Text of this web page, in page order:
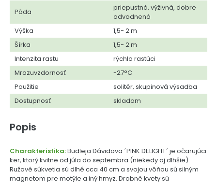
Pôda
priepustná, výživná, dobre
odvodnená
Výška
1,5- 2 m
Šírka
1,5- 2 m
Intenzita rastu
rýchlo rastúci
Mrazuvzdornosť
-27°C
Použitie
solitér, skupinová výsadba
Dostupnosť
skladom
Popis
Charakteristika:Budleja Dávidova ´PINK DELIGHT´ je očarujúci
ker, ktorý kvitne od júla do septembra (niekedy aj dlhšie).
Ružové súkvetia sú dlhé cca 40 cm a svojou vôňou sú silným
magnetom pre motýle a iný hmyz. Drobné kvety sú